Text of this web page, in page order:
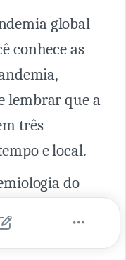
global
conhece as
lembrar que a
três
e local.
do